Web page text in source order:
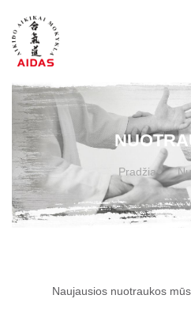
Naujausios nuotraukos
Nuotraukų
2021